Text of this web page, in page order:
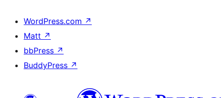
WordPress.com ↗
Matt ↗
bbPress ↗
BuddyPress ↗